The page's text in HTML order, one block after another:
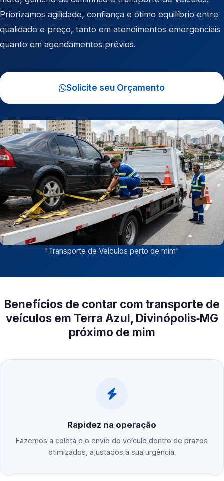
Priorizamos agilidade, confiança e ótimo equilíbrio entre
qualidade e preço, tanto em atendimentos emergenciais
quanto em agendamentos prévios.
Solicite seu Orçamento
"Transporte de Veículos perto de mim"
Benefícios de contar com transporte de
veículos em Terra Azul, Divinópolis‑MG
próximo de mim
Rapidez na operação
Fazemos a coleta e o envio do veículo dentro de prazos
otimizados, ajustados à sua urgência.